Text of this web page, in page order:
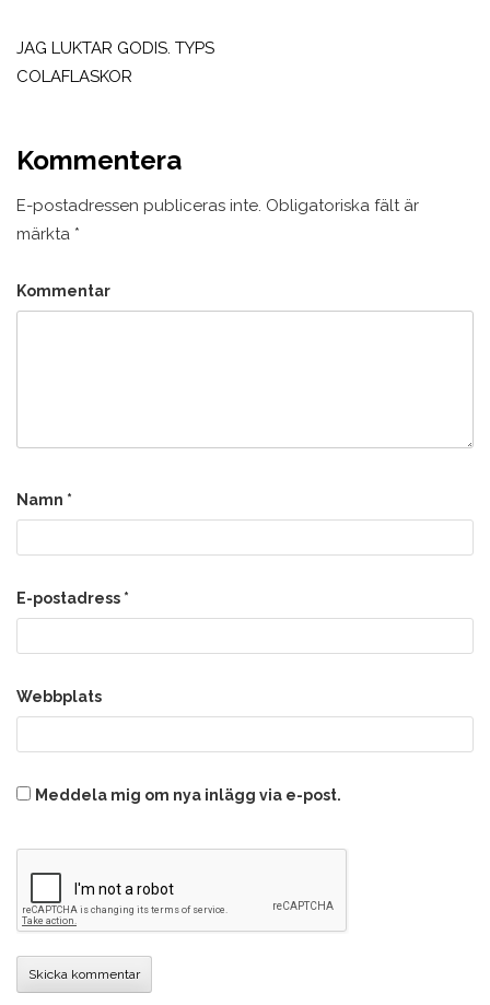
JAG LUKTAR GODIS. TYPS
COLAFLASKOR
Kommentera
E-postadressen publiceras inte. Obligatoriska fält är
märkta *
Kommentar
Namn *
E-postadress *
Webbplats
Meddela mig om nya inlägg via e-post.